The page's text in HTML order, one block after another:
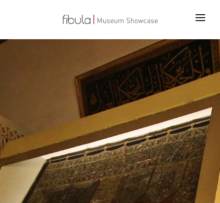
ANA SAYFA
BİZ KİMİZ
İLETİŞİM